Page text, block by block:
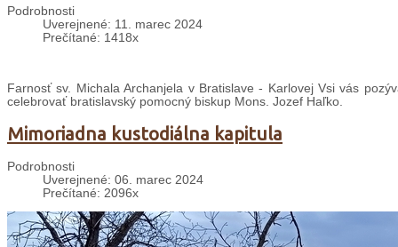
Podrobnosti
Uverejnené: 11. marec 2024
Prečítané: 1418x
Farnosť sv. Michala Archanjela v Bratislave - Karlovej Vsi vás
celebrovať bratislavský pomocný biskup Mons. Jozef Haľko.
Mimoriadna kustodiálna kapitula
Podrobnosti
Uverejnené: 06. marec 2024
Prečítané: 2096x